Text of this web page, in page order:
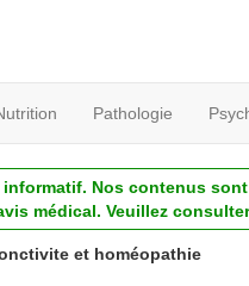
Pathologie
Nos contenus
médical. Veuillez
et homéopathie